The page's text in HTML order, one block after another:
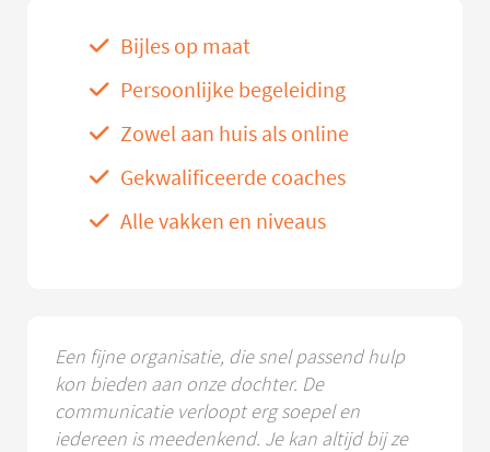
Bijles op maat
Persoonlijke begeleiding
Zowel aan huis als online
Gekwalificeerde coaches
Alle vakken en niveaus
Een fijne organisatie, die snel passend hulp
kon bieden aan onze dochter. De
communicatie verloopt erg soepel en
iedereen is meedenkend. Je kan altijd bij ze